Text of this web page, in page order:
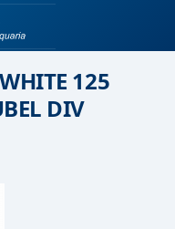
125
DIV